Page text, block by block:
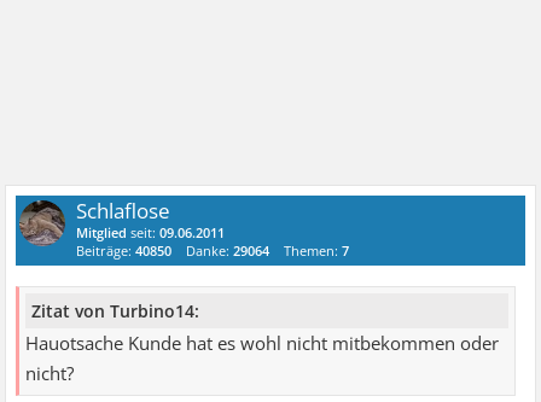
Schlaflose
Mitglied seit:09.06.2011
Beiträge:40850 Danke:29064 Themen:7
Zitat von Turbino14:
Hauotsache Kunde hat es wohl nicht mitbekommen oder
nicht?